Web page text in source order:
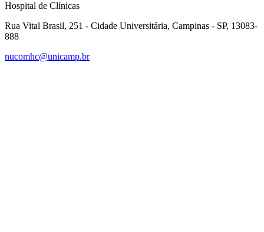
Hospital de Clínicas
Rua Vital Brasil, 251 - Cidade Universitária, Campinas - SP, 13083-
888
nucomhc@unicamp.br